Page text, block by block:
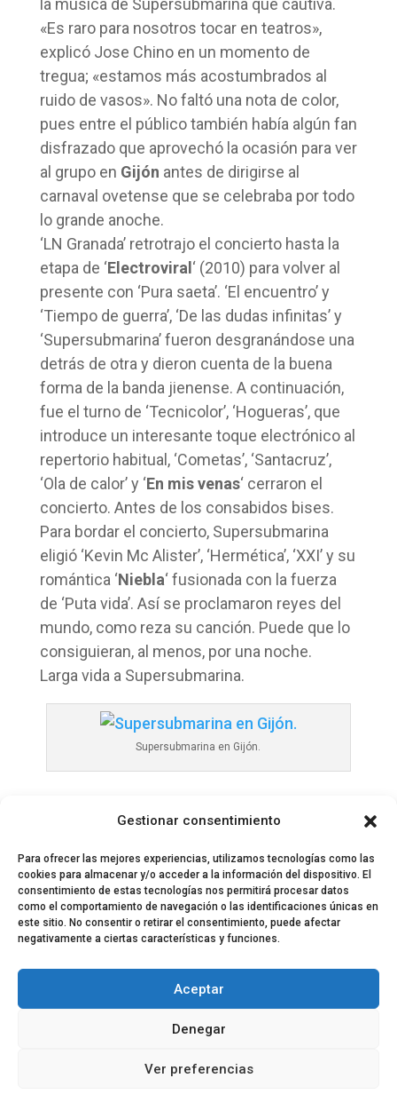
Gestionar consentimiento
Para ofrecer las mejores experiencias, utilizamos tecnologías como las
cookies para almacenar y/o acceder a la información del dispositivo. El
consentimiento de estas tecnologías nos permitirá procesar datos
como el comportamiento de navegación o las identificaciones únicas en
este sitio. No consentir o retirar el consentimiento, puede afectar
negativamente a ciertas características y funciones.
Aceptar
Denegar
Ver preferencias
la música de Supersubmarina que cautiva.
«Es raro para nosotros tocar en teatros»,
explicó Jose Chino en un momento de
tregua; «estamos más acostumbrados al
ruido de vasos». No faltó una nota de color,
pues entre el público también había algún fan
disfrazado que aprovechó la ocasión para ver
al grupo en Gijón antes de dirigirse al
carnaval ovetense que se celebraba por todo
lo grande anoche.
‘LN Granada’ retrotrajo el concierto hasta la
etapa de ‘Electroviral ‘ (2010) para volver al
presente con ‘Pura saeta’. ‘El encuentro’ y
‘Tiempo de guerra’, ‘De las dudas infinitas’ y
‘Supersubmarina’ fueron desgranándose una
detrás de otra y dieron cuenta de la buena
forma de la banda jienense. A continuación,
fue el turno de ‘Tecnicolor’, ‘Hogueras’, que
introduce un interesante toque electrónico al
repertorio habitual, ‘Cometas’, ‘Santacruz’,
‘Ola de calor’ y ‘En mis venas‘ cerraron el
concierto. Antes de los consabidos bises.
Para bordar el concierto, Supersubmarina
eligió ‘Kevin Mc Alister’, ‘Hermética’, ‘XXI’ y su
romántica ‘Niebla‘ fusionada con la fuerza
de ‘Puta vida’. Así se proclamaron reyes del
mundo, como reza su canción. Puede que lo
consiguieran, al menos, por una noche.
Larga vida a Supersubmarina.
Supersubmarina en Gijón.
Equipo EPDLT Contacto